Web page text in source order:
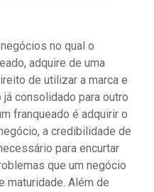
no qual o
adquire de uma
de utilizar a marca e
consolidado para outro
franqueado é adquirir o
a credibilidade de
para encurtar
que um negócio
maturidade. Além de